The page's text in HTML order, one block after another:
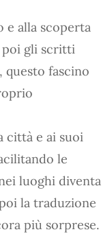
e alla scoperta
poi gli scritti
questo fascino
città e ai suoi
le
luoghi diventa
la traduzione
più sorprese.